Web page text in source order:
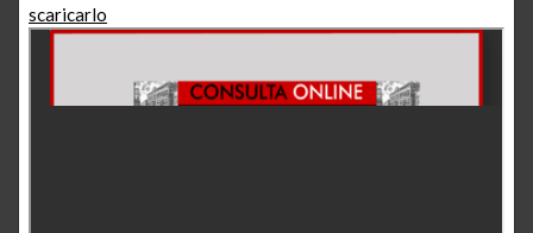
scaricarlo